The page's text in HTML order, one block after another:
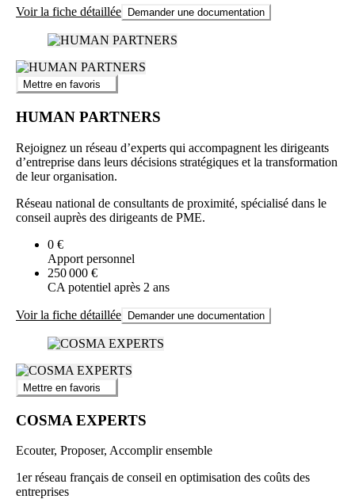
Voir la fiche détaillée Demander une documentation
Mettre en favoris
HUMAN PARTNERS
Rejoignez un réseau d’experts qui accompagnent les dirigeants
d’entreprise dans leurs décisions stratégiques et la transformation
de leur organisation.
Réseau national de consultants de proximité, spécialisé dans le
conseil auprès des dirigeants de PME.
0 €
Apport personnel
250 000 €
CA potentiel après 2 ans
Voir la fiche détaillée Demander une documentation
Mettre en favoris
COSMA EXPERTS
Ecouter, Proposer, Accomplir ensemble
1er réseau français de conseil en optimisation des coûts des
entreprises